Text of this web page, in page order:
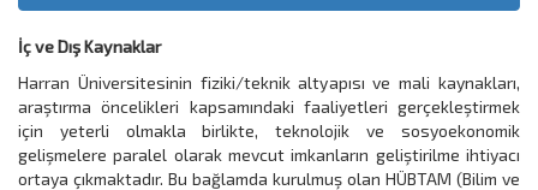
İç ve Dış Kaynaklar
Harran Üniversitesinin fiziki/teknik altyapısı ve mali kaynakları,
araştırma öncelikleri kapsamındaki faaliyetleri gerçekleştirmek
için yeterli olmakla birlikte, teknolojik ve sosyoekonomik
gelişmelere paralel olarak mevcut imkanların geliştirilme ihtiyacı
ortaya çıkmaktadır. Bu bağlamda kurulmuş olan HÜBTAM (Bilim ve